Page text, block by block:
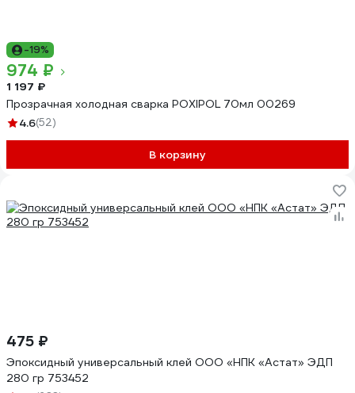
-19%
974 ₽
1 197 ₽
Прозрачная холодная сварка POXIPOL 70мл 00269
4.6(52)
В корзину
475 ₽
Эпоксидный универсальный клей ООО «НПК «Астат» ЭДП
280 гр 753452